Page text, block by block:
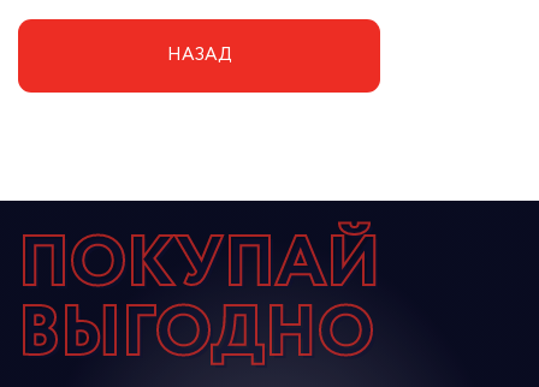
НАЗАД
ПОКУПАЙ
ВЫГОДНО